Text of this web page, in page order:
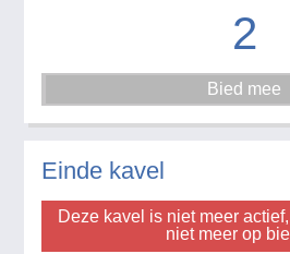
2
Einde kavel
Deze kavel is niet meer
niet meer op